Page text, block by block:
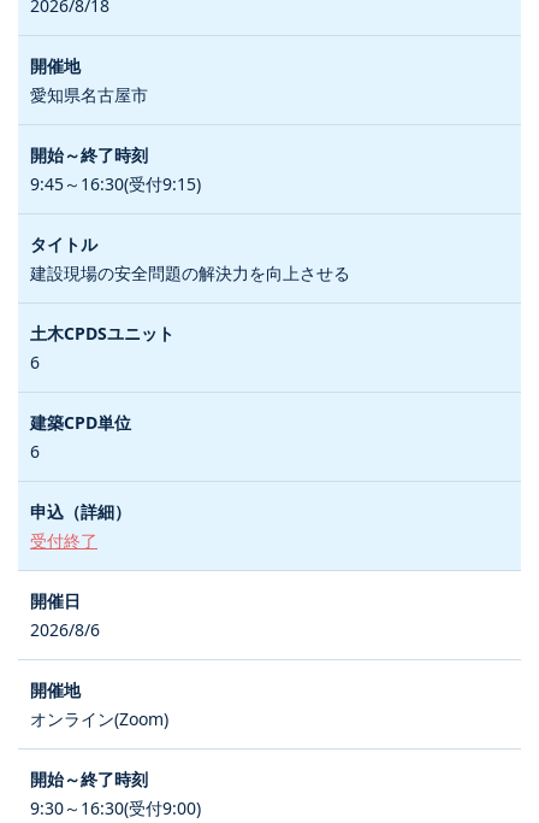
2026/8/18
愛知県名古屋市
9:45～16:30(受付9:15)
建設現場の安全問題の解決力を向上させる
6
6
受付終了
2026/8/6
オンライン(Zoom)
9:30～16:30(受付9:00)